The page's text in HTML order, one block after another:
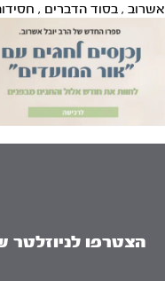
אשרוב , בסוד הדברים ,
הצטרפו לניוזלטר